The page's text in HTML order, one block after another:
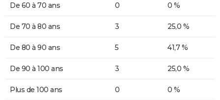
De 60 à 70 ans 0 0 %
De 70 à 80 ans 3 25,0 %
De 80 à 90 ans 5 41,7 %
De 90 à 100 ans 3 25,0 %
Plus de 100 ans 0 0 %